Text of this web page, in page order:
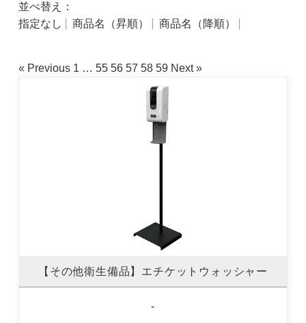
並べ替え：
指定なし
商品名（昇順） 商品名（降順）
« Previous 1 … 55 56 57 58 59 Next »
【その他衛生備品】エチケットウォッシャー
-